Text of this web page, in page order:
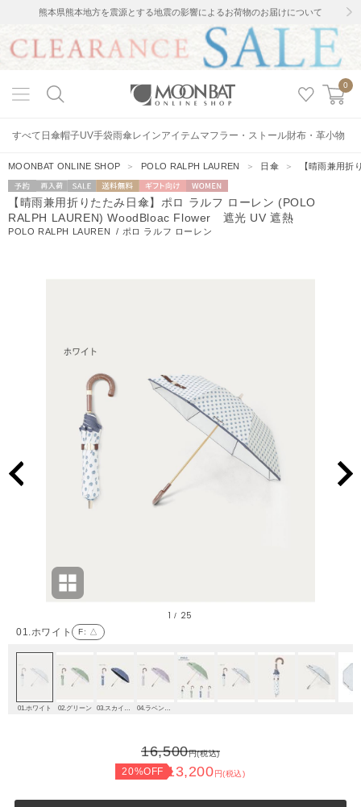
熊本県熊本地方を震源とする地震の影響によるお荷物のお届けについて
0
すべて 日傘帽子UV手袋雨傘レインアイテムマフラー・ストール財布・革小物
MOONBAT ONLINE SHOP ＞ POLO RALPH LAUREN ＞ 日傘 ＞ 【晴雨兼用
予約 再入荷 セー
ル
送料無料 ギフト向
け
WOMEN
【晴雨兼用折りたたみ日傘】ポロ ラルフ ローレン (POLO
RALPH LAUREN) WoodBloac Flower 遮光 UV 遮熱
POLO RALPH LAUREN / ポロ ラルフ ローレン
01.ホワイト F: △
1 / 25
01.ホワイト 02.グリーン
16,500円(税込)
20%OFF 13,200円(税込)